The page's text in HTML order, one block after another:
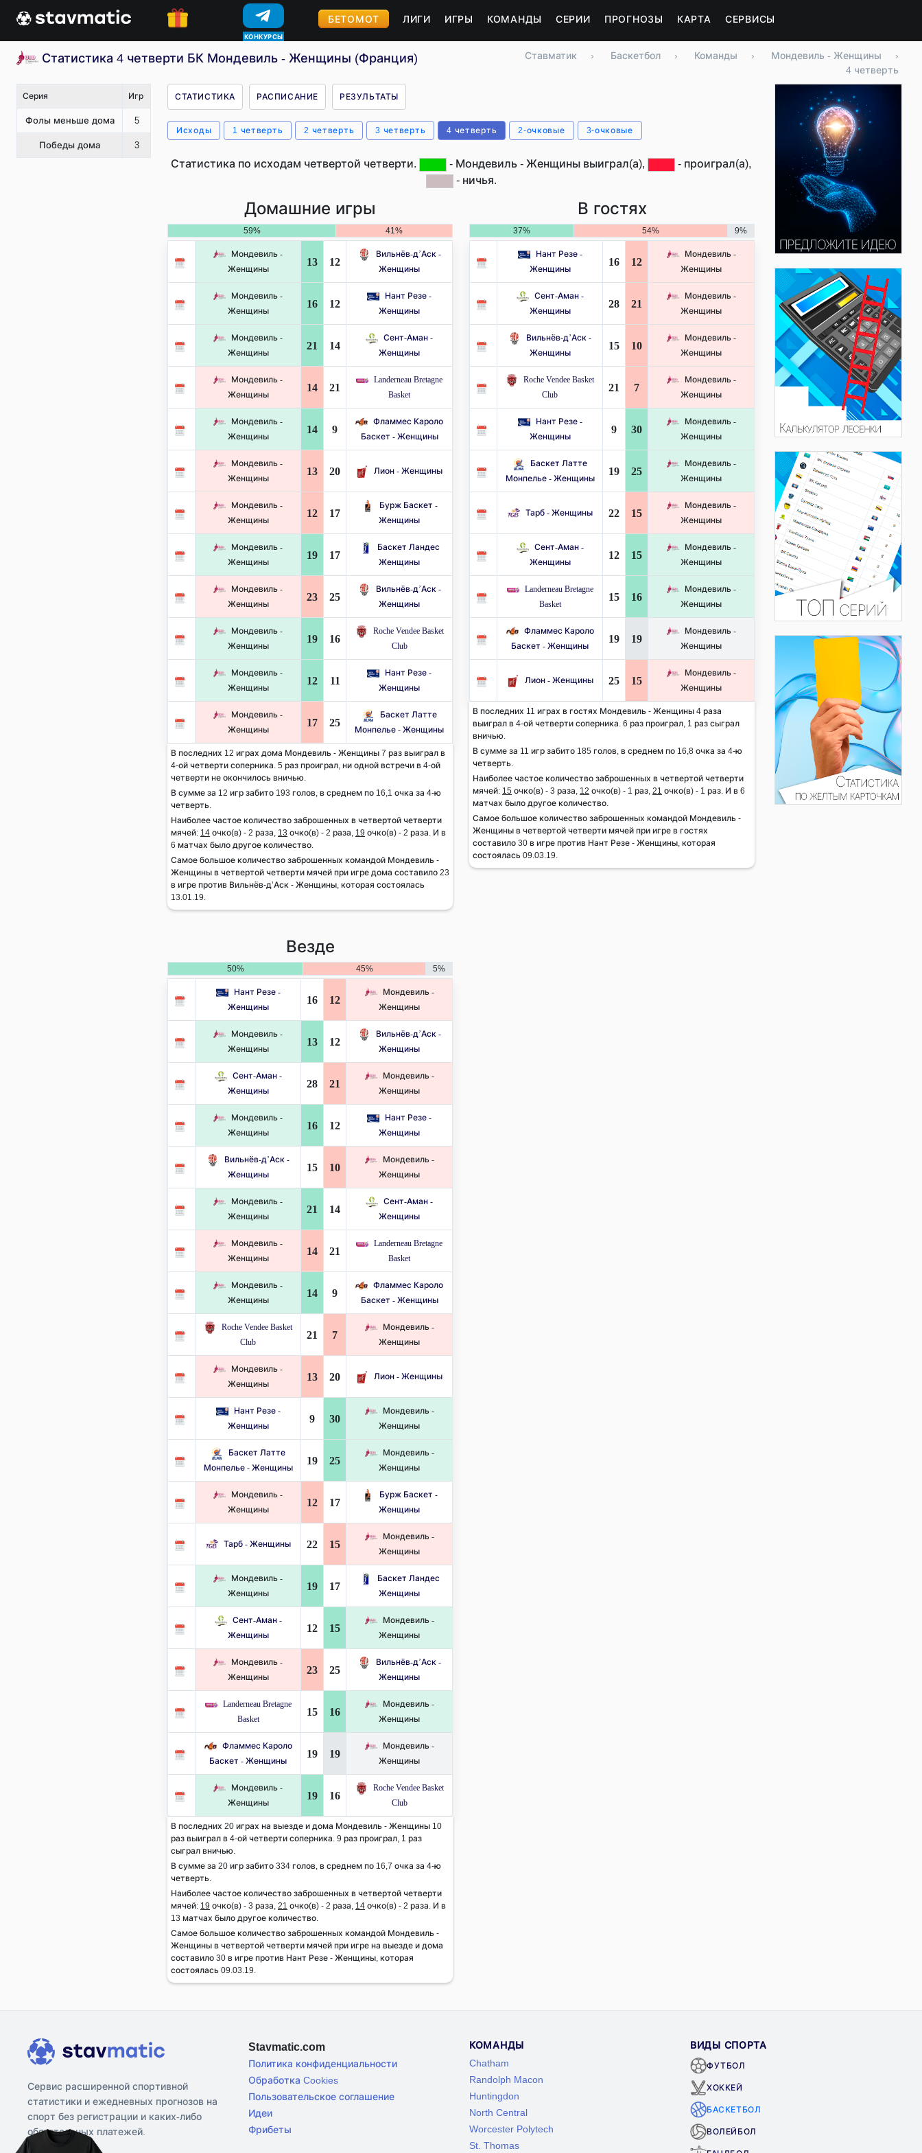
КОНКУРСЫ
БЕТОМОТ ЛИГИ ИГРЫ КОМАНДЫ СЕРИИ ПРОГНОЗЫ КАРТА СЕРВИСЫ
Статистика 4 четверти БК Мондевиль - Женщины (Франция) Ставматик › Баскетбол › Команды › Мондевиль - Женщины
›
4 четверть
Серия Игр
Фолы меньше дома 5
Победы дома 3
СТАТИСТИКА РАСПИСАНИЕ РЕЗУЛЬТАТЫ
Исходы 1 четверть 2 четверть 3 четверть 4 четверть 2-очковые 3-очковые
Статистика по исходам четвертой четверти. - Мондевиль - Женщины выиграл(а),
- проиграл(а),
- ничья.
Домашние игры
59% 41%
Мондевиль -
Женщины
13 12
Вильнёв-д’Аск -
Женщины
Мондевиль -
Женщины
16 12
Нант Резе -
Женщины
Мондевиль -
Женщины
21 14
Сент-Аман -
Женщины
Мондевиль -
Женщины
14 21
Landerneau Bretagne
Basket
Мондевиль -
Женщины
14 9
Фламмес Кароло
Баскет - Женщины
Мондевиль -
Женщины
13 20 Лион - Женщины
Мондевиль -
Женщины
12 17
Бурж Баскет -
Женщины
Мондевиль -
Женщины
19 17
Баскет Ландес
Женщины
Мондевиль -
Женщины
23 25
Вильнёв-д’Аск -
Женщины
Мондевиль -
Женщины
19 16
Roche Vendee Basket
Club
Мондевиль -
Женщины
12 11
Нант Резе -
Женщины
Мондевиль -
Женщины
17 25
Баскет Латте
Монпелье - Женщины
В последних 12 играх дома Мондевиль - Женщины 7 раз выиграл в
4-ой четверти соперника. 5 раз проиграл, ни одной встречи в 4-ой
четверти не окончилось вничью.
В сумме за 12 игр забито 193 голов, в среднем по 16,1 очка за 4-ю
четверть.
Наиболее частое количество заброшенных в четвертой четверти
мячей: 14 очко(в) - 2 раза, 13 очко(в) - 2 раза, 19 очко(в) - 2 раза. И в
6 матчах было другое количество.
Самое большое количество заброшенных командой Мондевиль -
Женщины в четвертой четверти мячей при игре дома составило 23
в игре против Вильнёв-д’Аск - Женщины, которая состоялась
13.01.19.
В гостях
37% 54% 9%
Нант Резе -
Женщины
16 12
Мондевиль -
Женщины
Сент-Аман -
Женщины
28 21
Мондевиль -
Женщины
Вильнёв-д’Аск -
Женщины
15 10
Мондевиль -
Женщины
Roche Vendee Basket
Club
21 7
Мондевиль -
Женщины
Нант Резе -
Женщины
9 30
Мондевиль -
Женщины
Баскет Латте
Монпелье - Женщины
19 25
Мондевиль -
Женщины
Тарб - Женщины 22 15
Мондевиль -
Женщины
Сент-Аман -
Женщины
12 15
Мондевиль -
Женщины
Landerneau Bretagne
Basket
15 16
Мондевиль -
Женщины
Фламмес Кароло
Баскет - Женщины
19 19
Мондевиль -
Женщины
Лион - Женщины 25 15
Мондевиль -
Женщины
В последних 11 играх в гостях Мондевиль - Женщины 4 раза
выиграл в 4-ой четверти соперника. 6 раз проиграл, 1 раз сыграл
вничью.
В сумме за 11 игр забито 185 голов, в среднем по 16,8 очка за 4-ю
четверть.
Наиболее частое количество заброшенных в четвертой четверти
мячей: 15 очко(в) - 3 раза, 12 очко(в) - 1 раз, 21 очко(в) - 1 раз. И в 6
матчах было другое количество.
Самое большое количество заброшенных командой Мондевиль -
Женщины в четвертой четверти мячей при игре в гостях
составило 30 в игре против Нант Резе - Женщины, которая
состоялась 09.03.19.
Везде
50% 45% 5%
Нант Резе -
Женщины
16 12
Мондевиль -
Женщины
Мондевиль -
Женщины
13 12
Вильнёв-д’Аск -
Женщины
Сент-Аман -
Женщины
28 21
Мондевиль -
Женщины
Мондевиль -
Женщины
16 12
Нант Резе -
Женщины
Вильнёв-д’Аск -
Женщины
15 10
Мондевиль -
Женщины
Мондевиль -
Женщины
21 14
Сент-Аман -
Женщины
Мондевиль -
Женщины
14 21
Landerneau Bretagne
Basket
Мондевиль -
Женщины
14 9
Фламмес Кароло
Баскет - Женщины
Roche Vendee Basket
Club
21 7
Мондевиль -
Женщины
Мондевиль -
Женщины
13 20 Лион - Женщины
Нант Резе -
Женщины
9 30
Мондевиль -
Женщины
Баскет Латте
Монпелье - Женщины
19 25
Мондевиль -
Женщины
Мондевиль -
Женщины
12 17
Бурж Баскет -
Женщины
Тарб - Женщины 22 15
Мондевиль -
Женщины
Мондевиль -
Женщины
19 17
Баскет Ландес
Женщины
Сент-Аман -
Женщины
12 15
Мондевиль -
Женщины
Мондевиль -
Женщины
23 25
Вильнёв-д’Аск -
Женщины
Landerneau Bretagne
Basket
15 16
Мондевиль -
Женщины
Фламмес Кароло
Баскет - Женщины
19 19
Мондевиль -
Женщины
Мондевиль -
Женщины
19 16
Roche Vendee Basket
Club
В последних 20 играх на выезде и дома Мондевиль - Женщины 10
раз выиграл в 4-ой четверти соперника. 9 раз проиграл, 1 раз
сыграл вничью.
В сумме за 20 игр забито 334 голов, в среднем по 16,7 очка за 4-ю
четверть.
Наиболее частое количество заброшенных в четвертой четверти
мячей: 19 очко(в) - 3 раза, 21 очко(в) - 2 раза, 14 очко(в) - 2 раза. И в
13 матчах было другое количество.
Самое большое количество заброшенных командой Мондевиль -
Женщины в четвертой четверти мячей при игре на выезде и дома
составило 30 в игре против Нант Резе - Женщины, которая
состоялась 09.03.19.
Сервис расширенной спортивной
статистики и ежедневных прогнозов на
спорт без регистрации и каких-либо
обязательных платежей.
Stavmatic.com
Политика конфиденциальности
Обработка Cookies
Пользовательское соглашение
Идеи
Фрибеты
КОМАНДЫ
Chatham
Randolph Macon
Huntingdon
North Central
Worcester Polytech
St. Thomas
ВИДЫ СПОРТА
ФУТБОЛ
ХОККЕЙ
БАСКЕТБОЛ
ВОЛЕЙБОЛ